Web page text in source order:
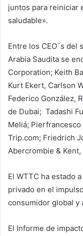
juntos para reiniciar
saludable».
Entre los CEO´s
Arabia Saudita se
Corporation; Keith
Kurt Ekert, Carlson
Federico González,
de Dubai; Tadashi
Meliá; Pierfrancesco
Trip.com; Friedrich
Abercrombie &
El WTTC ha estado
privado en el
consumidor global y
El Informe de